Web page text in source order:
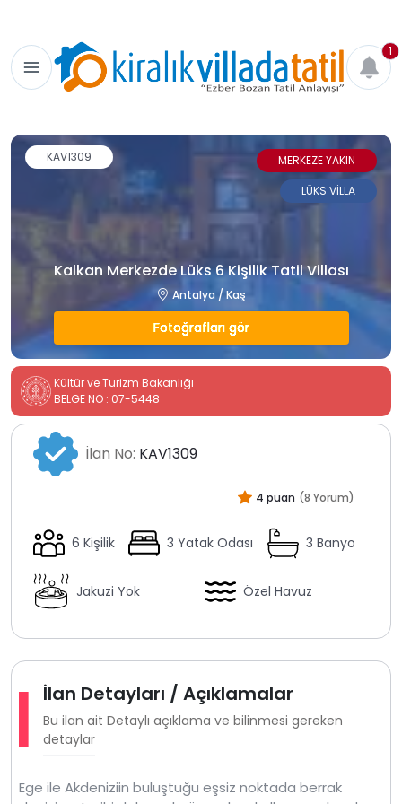
1
Kalkan Merkezde Lüks 6 Kişilik Tatil Villası
Antalya / Kaş
Fotoğrafları gör
KAV1309
MERKEZE YAKIN
LÜKS VİLLA
Kültür ve Turizm Bakanlığı
BELGE NO : 07-5448
İlan No: KAV1309
4 puan (8 Yorum)
6 Kişilik 3 Yatak Odası 3 Banyo
Jakuzi Yok Özel Havuz
İlan Detayları / Açıklamalar
Bu ilan ait Detaylı açıklama ve bilinmesi gereken
detaylar
Ege ile Akdeniziin buluştuğu eşsiz noktada berrak